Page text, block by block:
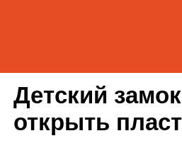
Детский
открыть